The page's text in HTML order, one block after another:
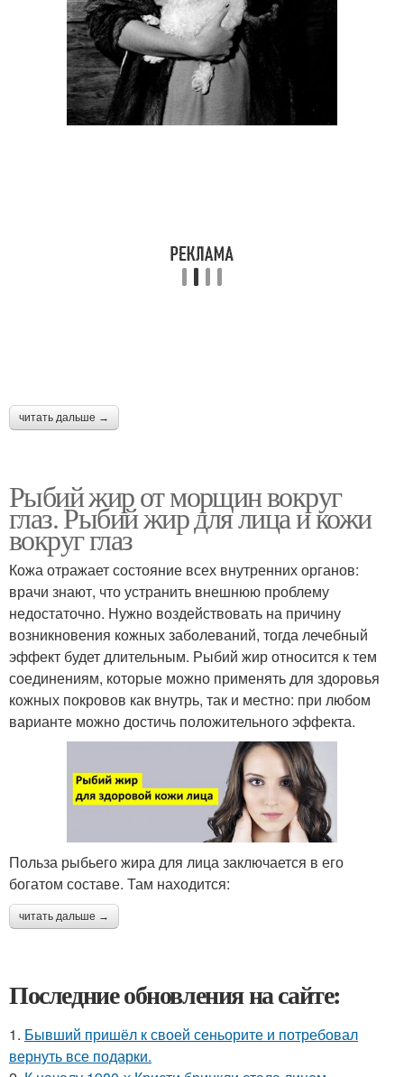
читать дальше →
Рыбий жир от морщин вокруг
глаз. Рыбий жир для лица и кожи
вокруг глаз
Кожа отражает состояние всех внутренних органов:
врачи знают, что устранить внешнюю проблему
недостаточно. Нужно воздействовать на причину
возникновения кожных заболеваний, тогда лечебный
эффект будет длительным. Рыбий жир относится к тем
соединениям, которые можно применять для здоровья
кожных покровов как внутрь, так и местно: при любом
варианте можно достичь положительного эффекта.
Польза рыбьего жира для лица заключается в его
богатом составе. Там находится:
читать дальше →
Последние обновления на сайте:
1. Бывший пришёл к своей сеньорите и потребовал
вернуть все подарки.